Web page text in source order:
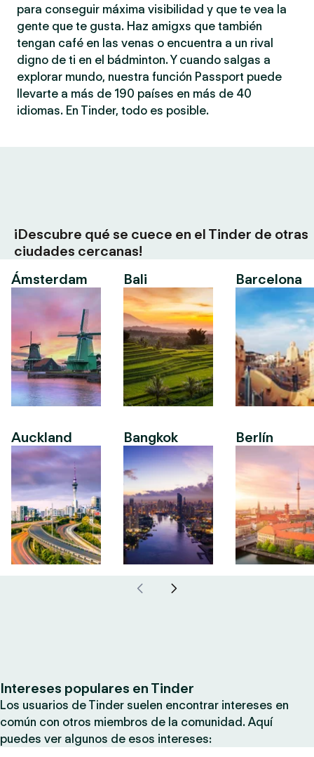
para conseguir máxima visibilidad y que te vea la
gente que te gusta. Haz amigxs que también
tengan café en las venas o encuentra a un rival
digno de ti en el bádminton. Y cuando salgas a
explorar mundo, nuestra función Passport puede
llevarte a más de 190 países en más de 40
idiomas. En Tinder, todo es posible.
¡Descubre qué se cuece en el Tinder de otras
ciudades cercanas!
Ámsterdam
Auckland
Bali
Bangkok
Barcelona
Berlín
Intereses populares en Tinder
Los usuarios de Tinder suelen encontrar intereses en
común con otros miembros de la comunidad. Aquí
puedes ver algunos de esos intereses: